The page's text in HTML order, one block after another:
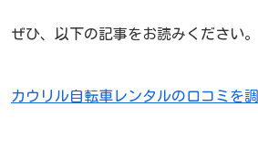
ぜひ、以下の記事をお読みください。
カウリル自転車レンタルの口コミを調